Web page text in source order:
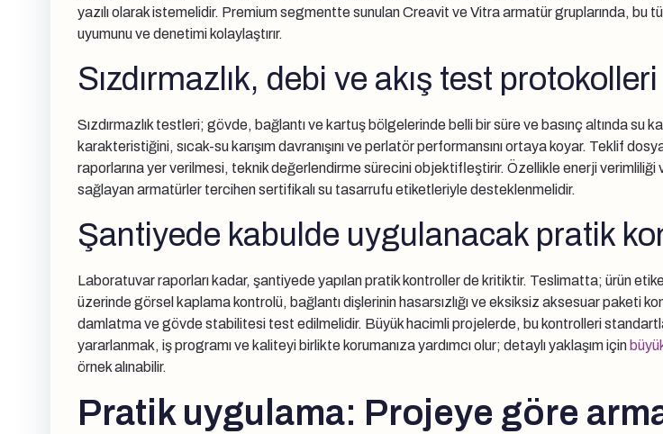
yazılı olarak istemelidir. Premium segmentte sunulan Creavit ve Vitra armatür gruplarında, bu
uyumunu ve denetimi kolaylaştırır.
Sızdırmazlık, debi ve akış test protokolleri
Sızdırmazlık testleri; gövde, bağlantı ve kartuş bölgelerinde belli bir süre ve basınç altında su
karakteristiğini, sıcak-su karışım davranışını ve perlatör performansını ortaya koyar. Teklif
raporlarına yer verilmesi, teknik değerlendirme sürecini objektifleştirir. Özellikle enerji
sağlayan armatürler tercihen sertifikalı su tasarrufu etiketleriyle desteklenmelidir.
Şantiyede kabulde uygulanacak pratik
Laboratuvar raporları kadar, şantiyede yapılan pratik kontroller de kritiktir. Teslimatta; ürün
üzerinde görsel kaplama kontrolü, bağlantı dişlerinin hasarsızlığı ve eksiksiz aksesuar paketi
damlatma ve gövde stabilitesi test edilmelidir. Büyük hacimli projelerde, bu kontrolleri
yararlanmak, iş programı ve kaliteyi birlikte korumanıza yardımcı olur; detaylı yaklaşım için
örnek alınabilir.
Pratik uygulama: Projeye göre